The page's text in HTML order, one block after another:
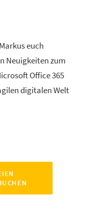
euch
Neuigkeiten zum
Office 365
digitalen Welt